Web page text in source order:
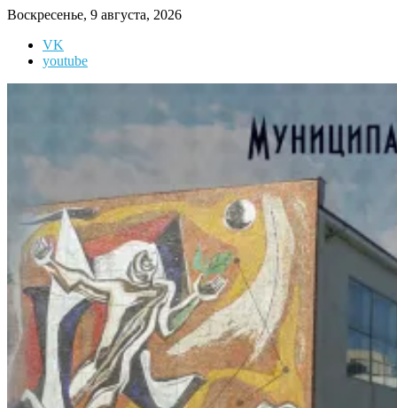
Перейти
содержимому
Воскресенье, 9 августа, 2026
VK
youtube